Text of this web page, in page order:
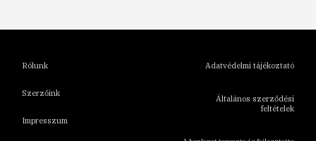
Rólunk
Szerzőink
Impresszum
Adatvédelmi tájékoztató
Általános szerződési
feltételek